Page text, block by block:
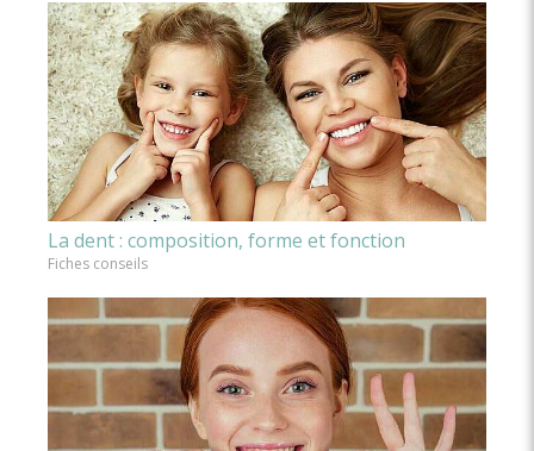
La dent : composition, forme et fonction
Fiches conseils